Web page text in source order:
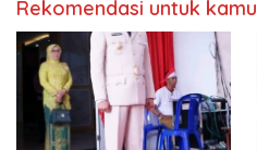
Rekomendasi untuk kamu